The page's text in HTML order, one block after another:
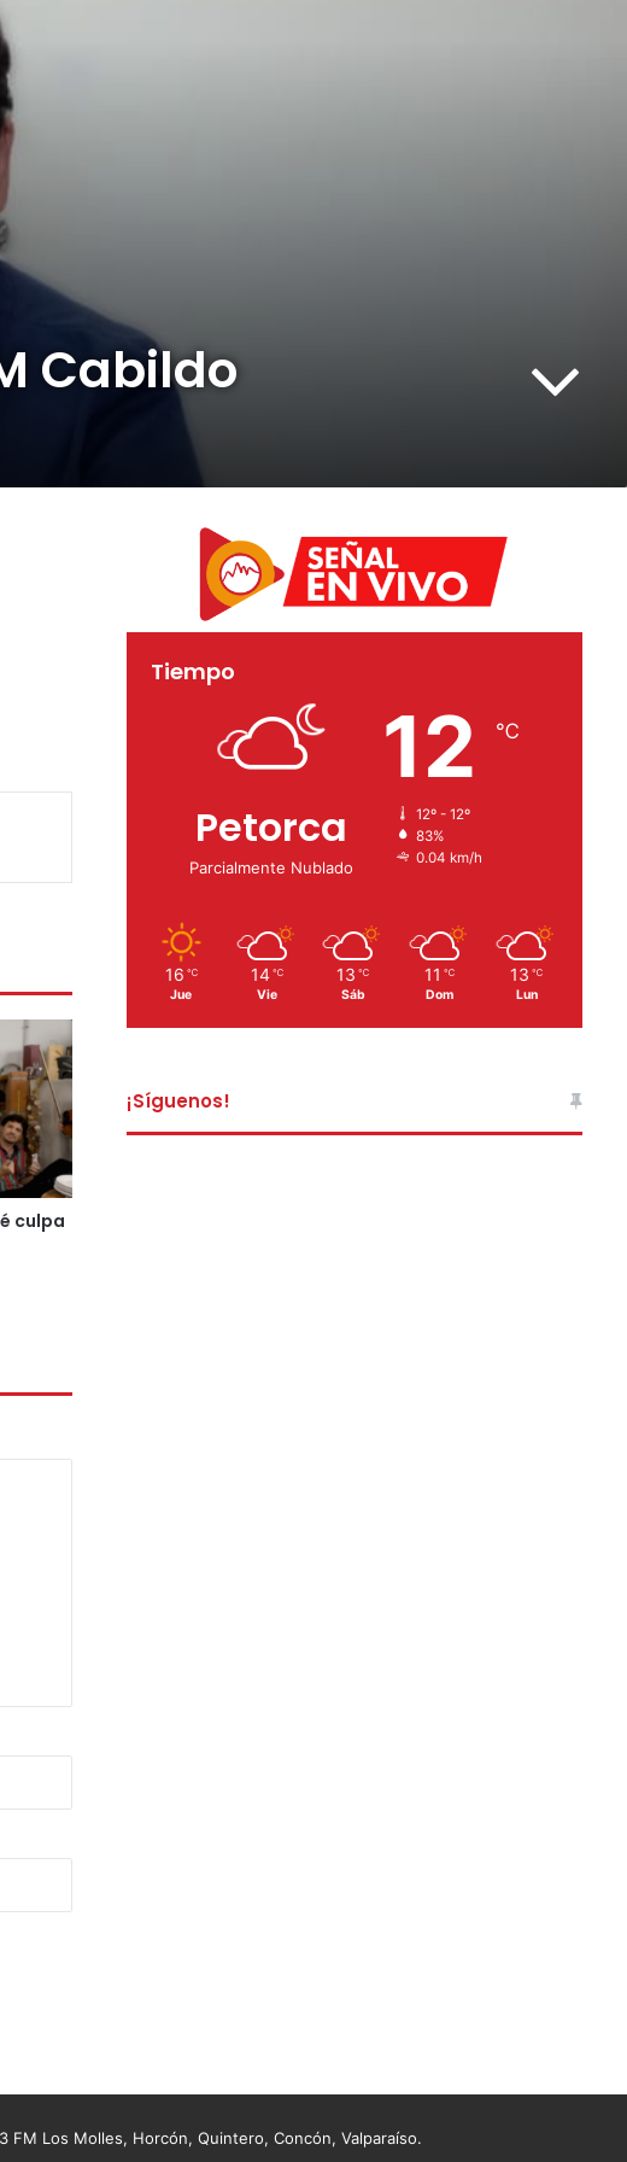
Cabildo
culpa
Tiempo
Petorca
Parcialmente Nublado
12 ℃
12º - 12º
83%
0.04 km/h
16 ℃
Jue
14 ℃
Vie
13 ℃
Sáb
11 ℃
Dom
13 ℃
Lun
¡Síguenos!
Los Molles, Horcón, Quintero, Concón, Valparaíso.